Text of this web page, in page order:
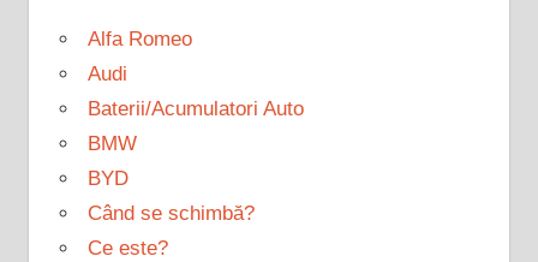
Alfa Romeo
Audi
Baterii/Acumulatori Auto
BMW
BYD
Când se schimbă?
Ce este?